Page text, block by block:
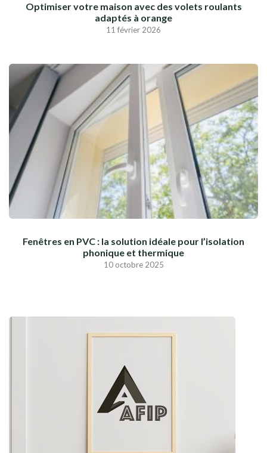
Optimiser votre maison avec des volets roulants
adaptés à orange
11 février 2026
Fenêtres en PVC : la solution idéale pour l’isolation
phonique et thermique
10 octobre 2025